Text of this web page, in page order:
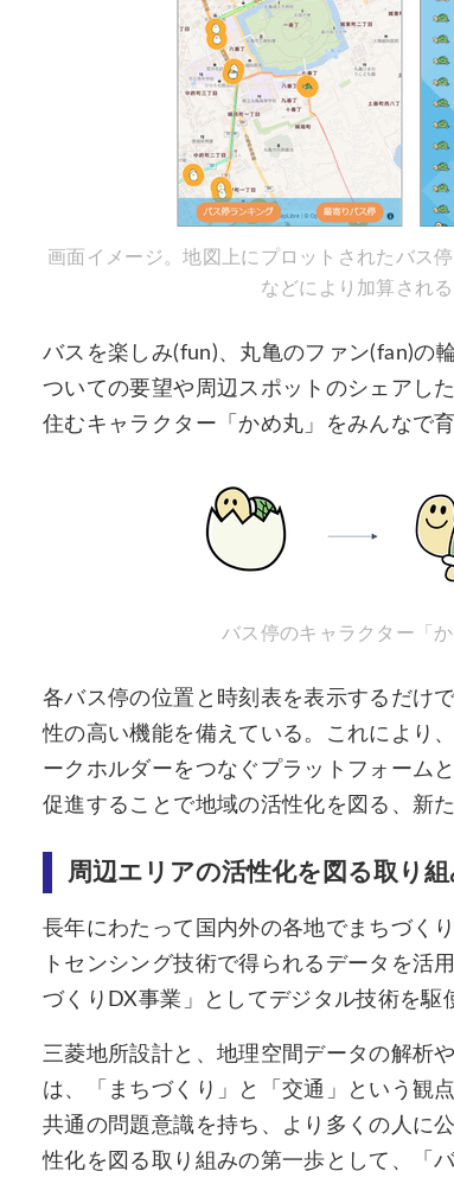
画面イメージ。地図上にプロットされたバス
などにより加算され
バスを楽しみ(fun)、丸亀のファン(fan)の
ついての要望や周辺スポットのシェアし
住むキャラクター「かめ丸」をみんなで
バス停のキャラクター「
各バス停の位置と時刻表を表示するだけ
性の高い機能を備えている。これにより
ークホルダーをつなぐプラットフォーム
促進することで地域の活性化を図る、新
周辺エリアの活性化を図る取り
長年にわたって国内外の各地でまちづく
トセンシング技術で得られるデータを
づくりDX事業」としてデジタル技術を駆
三菱地所設計と、地理空間データの解析
は、「まちづくり」と「交通」という観
共通の問題意識を持ち、より多くの人に
性化を図る取り組みの第一歩として、「